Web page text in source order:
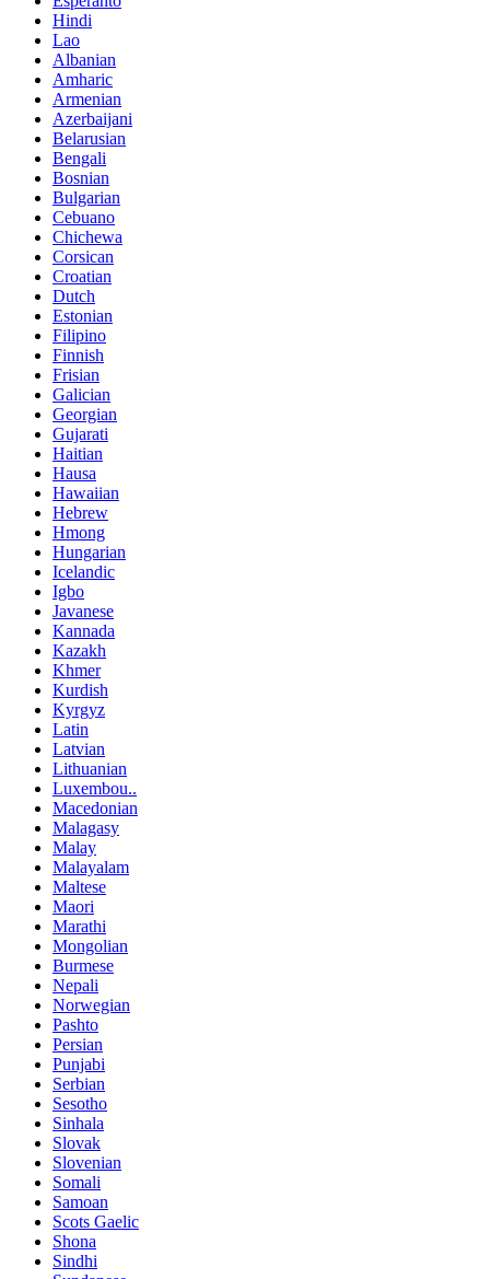
Hindi
Lao
Albanian
Amharic
Armenian
Azerbaijani
Belarusian
Bengali
Bosnian
Bulgarian
Cebuano
Chichewa
Corsican
Croatian
Dutch
Estonian
Filipino
Finnish
Frisian
Galician
Georgian
Gujarati
Haitian
Hausa
Hawaiian
Hebrew
Hmong
Hungarian
Icelandic
Igbo
Javanese
Kannada
Kazakh
Khmer
Kurdish
Kyrgyz
Latin
Latvian
Lithuanian
Luxembou..
Macedonian
Malagasy
Malay
Malayalam
Maltese
Maori
Marathi
Mongolian
Burmese
Nepali
Norwegian
Pashto
Persian
Punjabi
Serbian
Sesotho
Sinhala
Slovak
Slovenian
Somali
Samoan
Scots Gaelic
Shona
Sindhi